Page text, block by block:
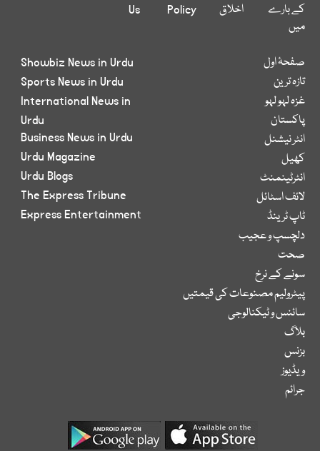
کے بارے
میں
اخلاق Policy
Us
صفحۂ اول
تازہ ترین
غزہ لہو لہو
پاکستان
انٹر نیشنل
کھیل
انٹرٹینمنٹ
لائف اسٹائل
ٹاپ ٹرینڈ
دلچسپ و عجیب
صحت
سونے کے نرخ
پیٹرولیم مصنوعات کی قیمتیں
سائنس و ٹیکنالوجی
بلاگ
بزنس
ویڈیوز
جرائم
Showbiz News in Urdu
Sports News in Urdu
International News in
Urdu
Business News in Urdu
Urdu Magazine
Urdu Blogs
The Express Tribune
Express Entertainment